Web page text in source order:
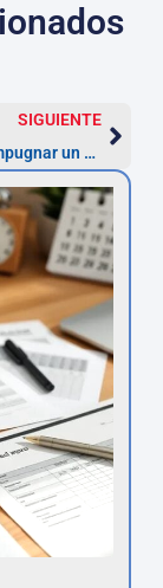
SIGUIENTE
Pasos para impugnar un préstamo personal con TAE abusiva en España